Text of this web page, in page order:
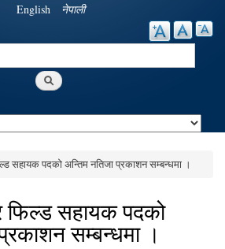
English नेपाली
सहायक पदको अन्तिम नतिजा प्रकाशन सम्बन्धमा ।
सहायक पदको
सम्बन्धमा ।